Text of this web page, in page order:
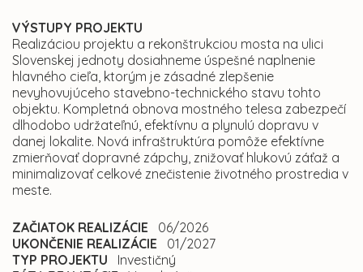
VÝSTUPY PROJEKTU
Realizáciou projektu a rekonštrukciou mosta na ulici
Slovenskej jednoty dosiahneme úspešné naplnenie
hlavného cieľa, ktorým je zásadné zlepšenie
nevyhovujúceho stavebno-technického stavu tohto
objektu. Kompletná obnova mostného telesa zabezpečí
dlhodobo udržateľnú, efektívnu a plynulú dopravu v
danej lokalite. Nová infraštruktúra pomôže efektívne
zmierňovať dopravné zápchy, znižovať hlukovú záťaž a
minimalizovať celkové znečistenie životného prostredia v
meste.
ZAČIATOK REALIZÁCIE
06/2026
UKONČENIE REALIZÁCIE 01/2027
TYP PROJEKTU Investičný